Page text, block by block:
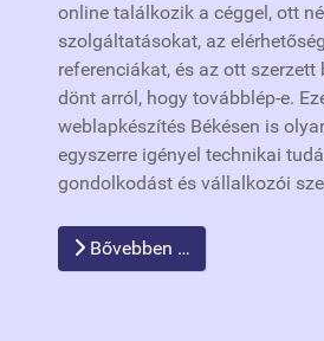
online találkozik a céggel, ott
szolgáltatásokat, az
referenciákat, és az ott
dönt arról, hogy továbblép-e.
weblapkészítés Békésen is
egyszerre igényel technikai
gondolkodást és vállalkozói
Bővebben …